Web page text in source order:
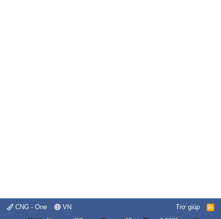
CNG - One VN Trợ giúp
R